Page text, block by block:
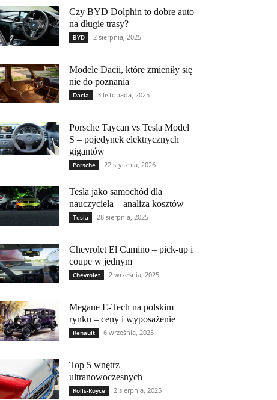
Czy BYD Dolphin to dobre auto
na długie trasy?
BYD 2 sierpnia, 2025
Modele Dacii, które zmieniły się
nie do poznania
Dacia 3 listopada, 2025
Porsche Taycan vs Tesla Model
S – pojedynek elektrycznych
gigantów
Porsche 22 stycznia, 2026
Tesla jako samochód dla
nauczyciela – analiza kosztów
Tesla 28 sierpnia, 2025
Chevrolet El Camino – pick-up i
coupe w jednym
Chevrolet 2 września, 2025
Megane E-Tech na polskim
rynku – ceny i wyposażenie
Renault 6 września, 2025
Top 5 wnętrz
ultranowoczesnych
Rolls-Royce 2 sierpnia, 2025